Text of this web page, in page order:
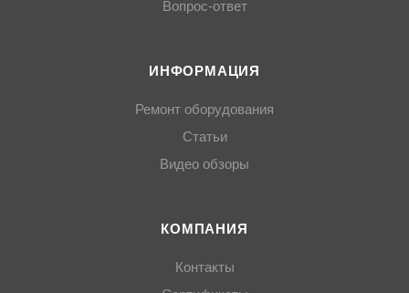
Вопрос-ответ
ИНФОРМАЦИЯ
Ремонт оборудования
Статьи
Видео обзоры
КОМПАНИЯ
Контакты